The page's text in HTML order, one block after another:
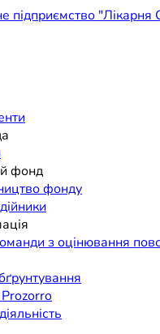
фонд
фонду
з оцінювання
Prozorro